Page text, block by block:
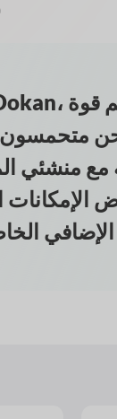
منشئي
الإمكانات